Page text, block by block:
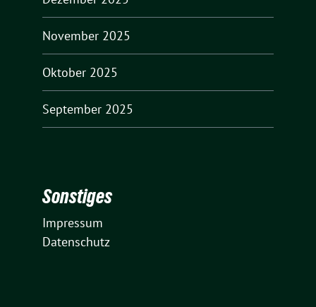
November 2025
Oktober 2025
September 2025
Sonstiges
Impressum
Datenschutz